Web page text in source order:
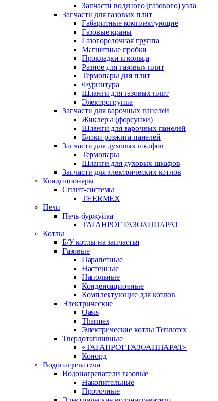
Запчасти водяного (газового) узла
Запчасти для газовых плит
Габаритные комплектующие
Газовые краны
Газогорелочная группа
Магнитные пробки
Прокладки и кольца
Разное для газовых плит
Термопары для плит
Фурнитура
Шланги для газовых плит
Электрогруппа
Запчасти для варочных панелей
Жиклеры (форсунки)
Шланги для варочных панелей
Блоки розжига панелей
Запчасти для духовых шкафов
Термопары
Шланги для духовых шкафов
Запчасти для электрических котлов
Кондиционеры
Сплит-системы
THERMEX
Печи
Печь-буржуйка
ТАГАНРОГ ГАЗОАППАРАТ
Котлы
Б/У котлы на запчастья
Газовые
Парапетные
Настенные
Напольные
Конденсационные
Комплектующие для котлов
Электрические
Oasis
Thermex
Электрические котлы Теплотех
Твердотопливные
«ТАГАНРОГ ГАЗОАППАРАТ»
Конорд
Водонагреватели
Водонагреватели газовые
Накопительные
Проточные